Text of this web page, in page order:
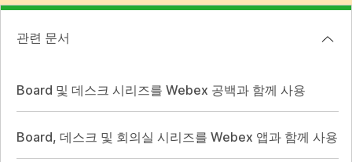
관련 문서
Board 및 데스크 시리즈를 Webex 공백과 함께 사용
Board, 데스크 및 회의실 시리즈를 Webex 앱과 함께 사용